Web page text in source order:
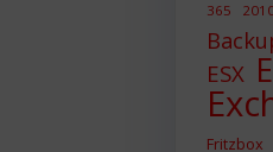
365
ESX
Fritzbox